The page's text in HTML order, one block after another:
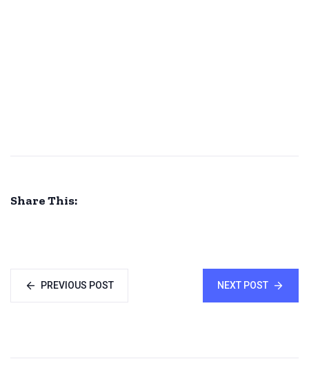
Share This:
PREVIOUS POST NEXT POST